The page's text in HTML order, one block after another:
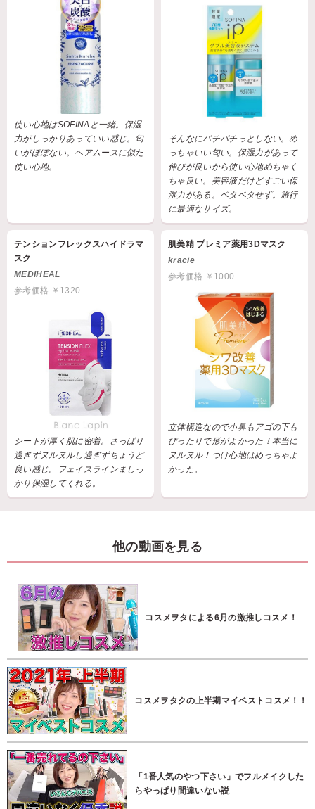
使い心地はSOFINAと一緒。保湿
力がしっかりあっていい感じ。匂
いがほぼない。ヘアムースに似た
使い心地。
そんなにパチパチっとしない。め
っちゃいい匂い。保湿力があって
伸びが良いから使い心地めちゃく
ちゃ良い。美容液だけどすごい保
湿力がある。ベタベタせず。旅行
に最適なサイズ。
テンションフレックスハイドラマ
スク
MEDIHEAL
参考価格 ￥1320
シートが厚く肌に密着。さっぱり
過ぎずヌルヌルし過ぎずちょうど
良い感じ。フェイスラインましっ
かり保湿してくれる。
肌美精 プレミア薬用3Dマスク
kracie
参考価格 ￥1000
立体構造なので小鼻もアゴの下も
ぴったりで形がよかった！本当に
ヌルヌル！つけ心地はめっちゃよ
かった。
他の動画を見る
コスメヲタによる6月の激推しコスメ！
コスメヲタクの上半期マイベストコスメ！！
「1番人気のやつ下さい」でフルメイクした
らやっぱり間違いない説